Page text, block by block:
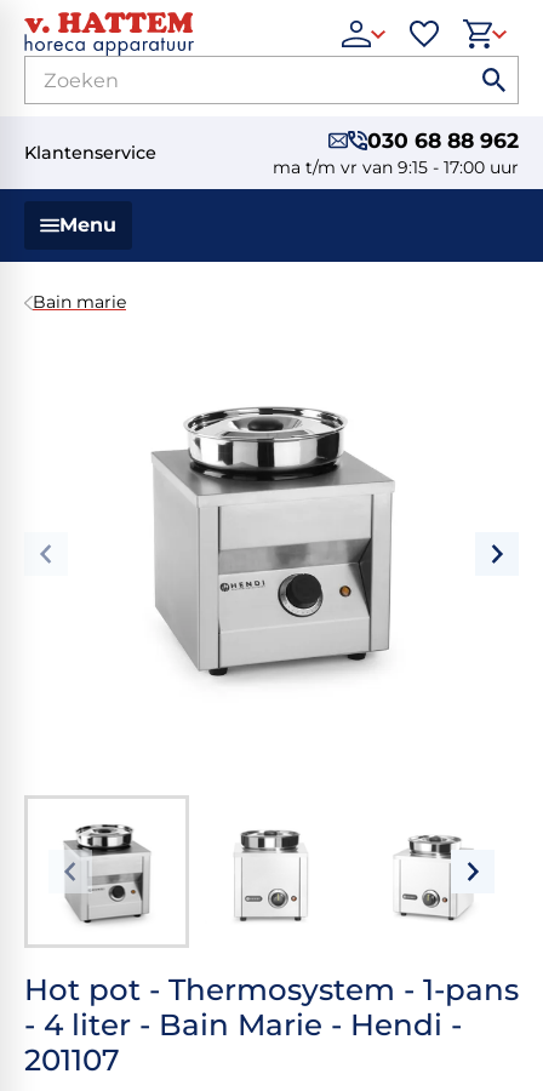
Klantenservice 030 68 88 962
ma t/m vr van 9:15 - 17:00 uur
Menu
Bain marie
Hot pot - Thermosystem - 1-pans
- 4 liter - Bain Marie - Hendi -
201107